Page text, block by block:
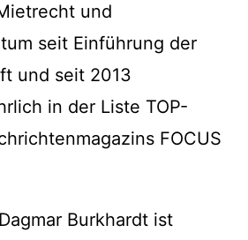
und
seit Einführung der
und seit 2013
in der Liste TOP-
FOCUS
Burkhardt ist